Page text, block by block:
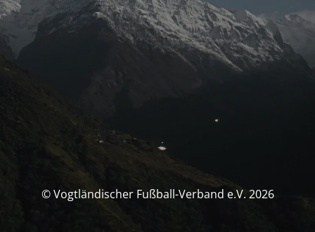
© Vogtländischer Fußball-Verband e.V. 2026